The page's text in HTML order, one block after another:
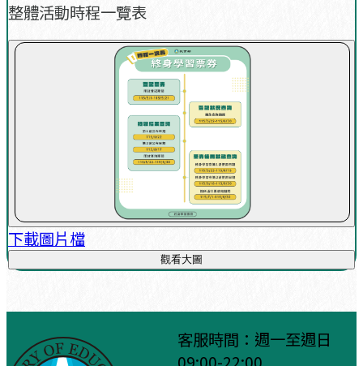
整體活動時程一覽表
下載圖片檔
觀看大圖
客服時間：週一至週日